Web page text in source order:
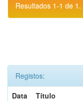
Resultados 1-1 de 1.
Registos:
Data
Título